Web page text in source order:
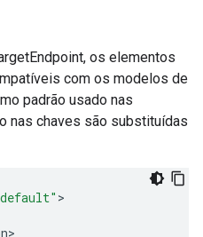
os elementos
com os modelos de
padrão usado nas
nas chaves são substituídas
>
>